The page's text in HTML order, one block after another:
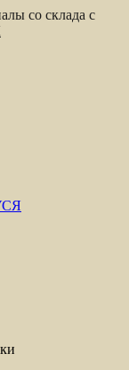
со склада с